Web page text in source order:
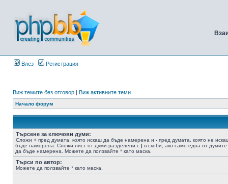
Влез Регистрация
Виж темите без отговор | Виж активните теми
Начало форум
Търсене за ключови думи:
Сложи + пред думата, която искаш да бъде намерена и - пред думата, която не
бъде намерена. Сложи лист от думи разделени с | в скоби, ако само една от думите
да бъде намерена. Можете да ползвайте * като маска.
Търси по автор:
Можете да ползвайте * като маска.